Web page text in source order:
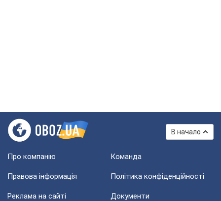
В начало
Про компанію Команда
Правова інформація Політика конфіденційності
Реклама на сайті Документи